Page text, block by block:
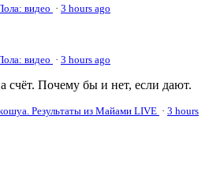
видео · 3 hours ago
видео · 3 hours ago
счёт. Почему бы и нет, если дают.
Результаты из Майами LIVE · 3 hours